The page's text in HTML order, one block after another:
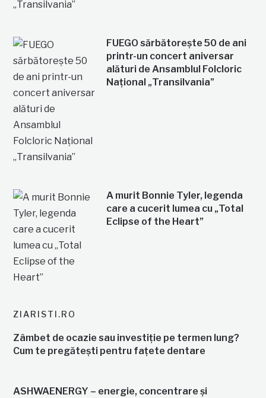
FUEGO sărbătorește 50 de ani
printr-un concert aniversar
alături de Ansamblul Folcloric
Național „Transilvania”
A murit Bonnie Tyler, legenda
care a cucerit lumea cu „Total
Eclipse of the Heart”
ZIARISTI.RO
Zâmbet de ocazie sau investiție pe termen lung?
Cum te pregătești pentru fațete dentare
ASHWAENERGY – energie, concentrare și